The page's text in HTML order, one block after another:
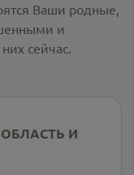
Ваши родные,
и
сейчас.
И